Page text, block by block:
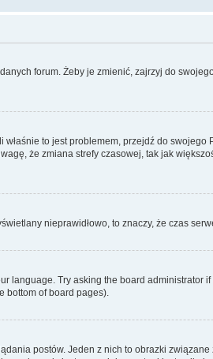
forum. Żeby je zmienić, zajrzyj do
to jest problemem, przejdź do
że zmiana strefy czasowej, tak jak
nieprawidłowo, to znaczy, że czas
Try asking the board administrator
bottom of board pages).
postów. Jeden z nich to obrazki